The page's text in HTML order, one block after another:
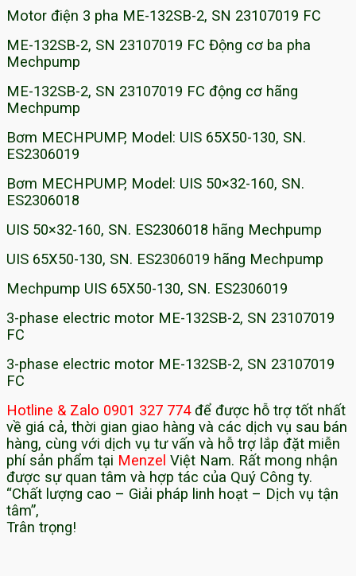
Motor điện 3 pha ME-132SB-2, SN 23107019 FC
ME-132SB-2, SN 23107019 FC Động cơ ba pha
Mechpump
ME-132SB-2, SN 23107019 FC động cơ hãng
Mechpump
Bơm MECHPUMP, Model: UIS 65X50-130, SN.
ES2306019
Bơm MECHPUMP, Model: UIS 50×32-160, SN.
ES2306018
UIS 50×32-160, SN. ES2306018 hãng Mechpump
UIS 65X50-130, SN. ES2306019 hãng Mechpump
Mechpump UIS 65X50-130, SN. ES2306019
3-phase electric motor ME-132SB-2, SN 23107019
FC
3-phase electric motor ME-132SB-2, SN 23107019
FC
Hotline & Zalo 0901 327 774để được hỗ trợ tốt nhất
về giá cả, thời gian giao hàng và các dịch vụ sau bán
hàng, cùng với dịch vụ tư vấn và hỗ trợ lắp đặt miễn
phí sản phẩm tại Menzel Việt Nam. Rất mong nhận
được sự quan tâm và hợp tác của Quý Công ty.
“Chất lượng cao – Giải pháp linh hoạt – Dịch vụ tận
tâm”,
Trân trọng!